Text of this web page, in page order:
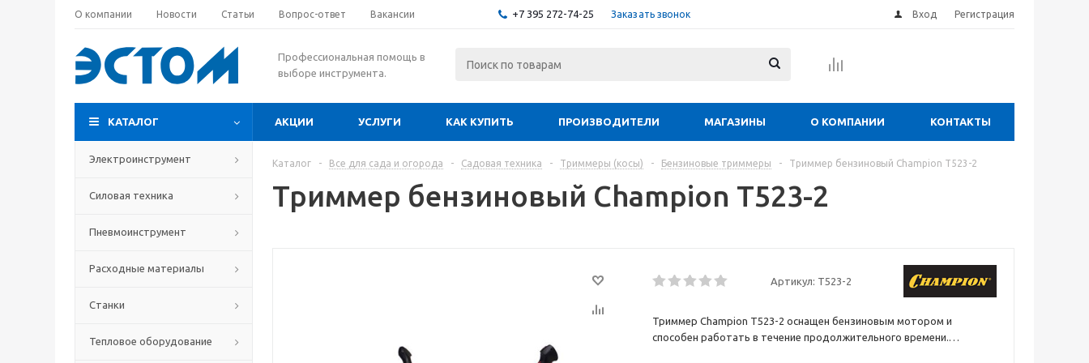
О компании Новости Статьи Вопрос-ответ Вакансии +7 395 272-74-25 Заказать звонок Вход Регистрация
Профессиональная помощь в
выборе инструмента.
КАТАЛОГ АКЦИИ УСЛУГИ КАК КУПИТЬ ПРОИЗВОДИТЕЛИ МАГАЗИНЫ О КОМПАНИИ КОНТАКТЫ
Электроинструмент
Силовая техника
Пневмоинструмент
Расходные материалы
Станки
Тепловое оборудование
Каталог - Все для сада и огорода - Садовая техника - Триммеры (косы) - Бензиновые триммеры - Триммер бензиновый Champion Т523-2
Триммер бензиновый Champion Т523-2
Артикул: T523-2
Триммер Champion Т523-2 оснащен бензиновым мотором и
способен работать в течение продолжительного времени.